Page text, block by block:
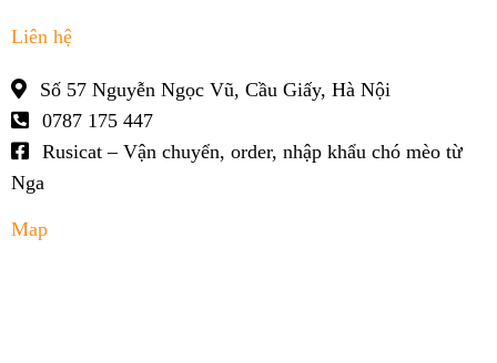
Liên hệ
Số 57 Nguyễn Ngọc Vũ, Cầu Giấy, Hà Nội
0787 175 447
Rusicat – Vận chuyển, order, nhập khẩu chó mèo từ
Nga
Map